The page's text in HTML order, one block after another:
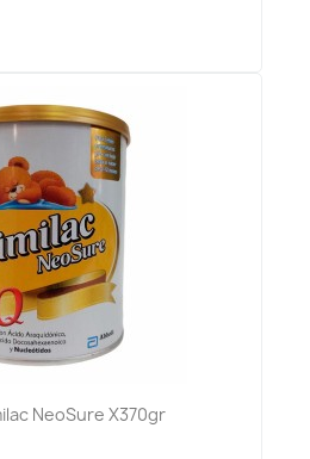
NeoSure X370gr